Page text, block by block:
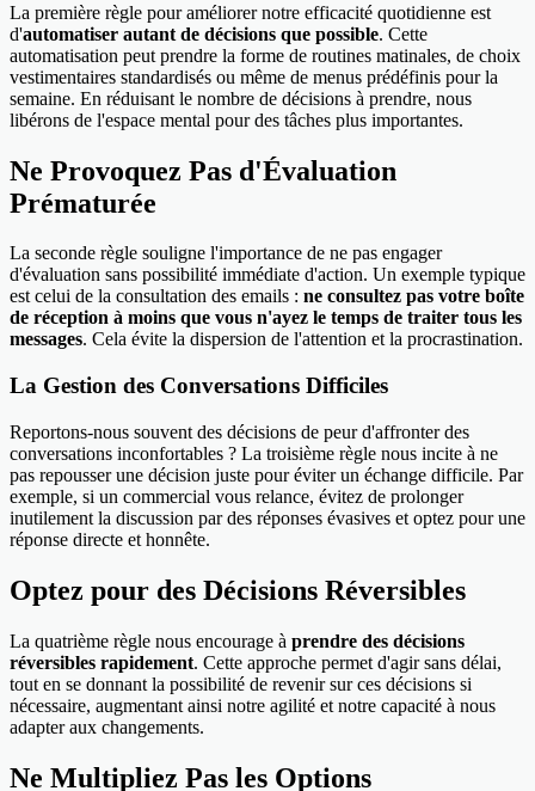
La première règle pour améliorer notre efficacité quotidienne est
d'automatiser autant de décisions que possible. Cette
automatisation peut prendre la forme de routines matinales, de choix
vestimentaires standardisés ou même de menus prédéfinis pour la
semaine. En réduisant le nombre de décisions à prendre, nous
libérons de l'espace mental pour des tâches plus importantes.
Ne Provoquez Pas d'Évaluation
Prématurée
La seconde règle souligne l'importance de ne pas engager
d'évaluation sans possibilité immédiate d'action. Un exemple typique
est celui de la consultation des emails : ne consultez pas votre boîte
de réception à moins que vous n'ayez le temps de traiter tous les
messages. Cela évite la dispersion de l'attention et la procrastination.
La Gestion des Conversations Difficiles
Reportons-nous souvent des décisions de peur d'affronter des
conversations inconfortables ? La troisième règle nous incite à ne
pas repousser une décision juste pour éviter un échange difficile. Par
exemple, si un commercial vous relance, évitez de prolonger
inutilement la discussion par des réponses évasives et optez pour une
réponse directe et honnête.
Optez pour des Décisions Réversibles
La quatrième règle nous encourage à prendre des décisions
réversibles rapidement. Cette approche permet d'agir sans délai,
tout en se donnant la possibilité de revenir sur ces décisions si
nécessaire, augmentant ainsi notre agilité et notre capacité à nous
adapter aux changements.
Ne Multipliez Pas les Options